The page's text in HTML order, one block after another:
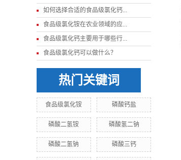
如何选择合适的食品级氯化钙...
食品级氯化铵在农业领域的应...
食品级氯化钙主要用于哪些行...
食品级氯化钙可以做什么？
热门关键词
食品级氯化铵 磷酸钙盐
磷酸二氢铵 磷酸氢二钠
磷酸二氢钠 磷酸三钙